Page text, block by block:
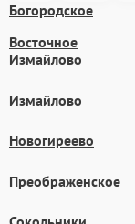
Богородское
Восточное
Измайлово
Измайлово
Новогиреево
Преображенское